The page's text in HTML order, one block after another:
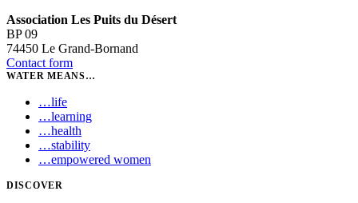
Association Les Puits du Désert
BP 09
74450 Le Grand-Bornand
Contact form
WATER MEANS…
…life
…learning
…health
…stability
…empowered women
DISCOVER